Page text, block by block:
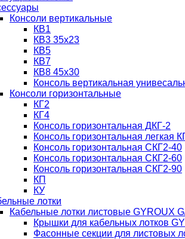
Консоли вертикальные
КВ1
КВ3 35х23
КВ5
КВ7
КВ8 45х30
Консоль вертикальная
Консоли горизонтальные
КГ2
КГ4
Консоль горизонтальная ДКГ-2
Консоль горизонтальная легкая
Консоль горизонтальная СКГ2-40
Консоль горизонтальная СКГ2-60
Консоль горизонтальная СКГ2-90
КП
КУ
лотки
Кабельные лотки листовые GYROUX
Крышки для кабельных лотков
Фасонные секции для листовых